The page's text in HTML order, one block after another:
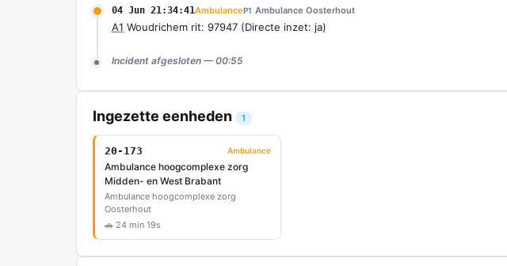
04 Jun 21:34:41AmbulanceP1 Ambulance Oosterhout
A1 Woudrichem rit: 97947 (Directe inzet: ja)
Incident afgesloten — 00:55
Ingezette eenheden 1
20-173 Ambulance
Ambulance hoogcomplexe zorg
Midden- en West Brabant
Ambulance hoogcomplexe zorg
Oosterhout
🚗 24 min 19s